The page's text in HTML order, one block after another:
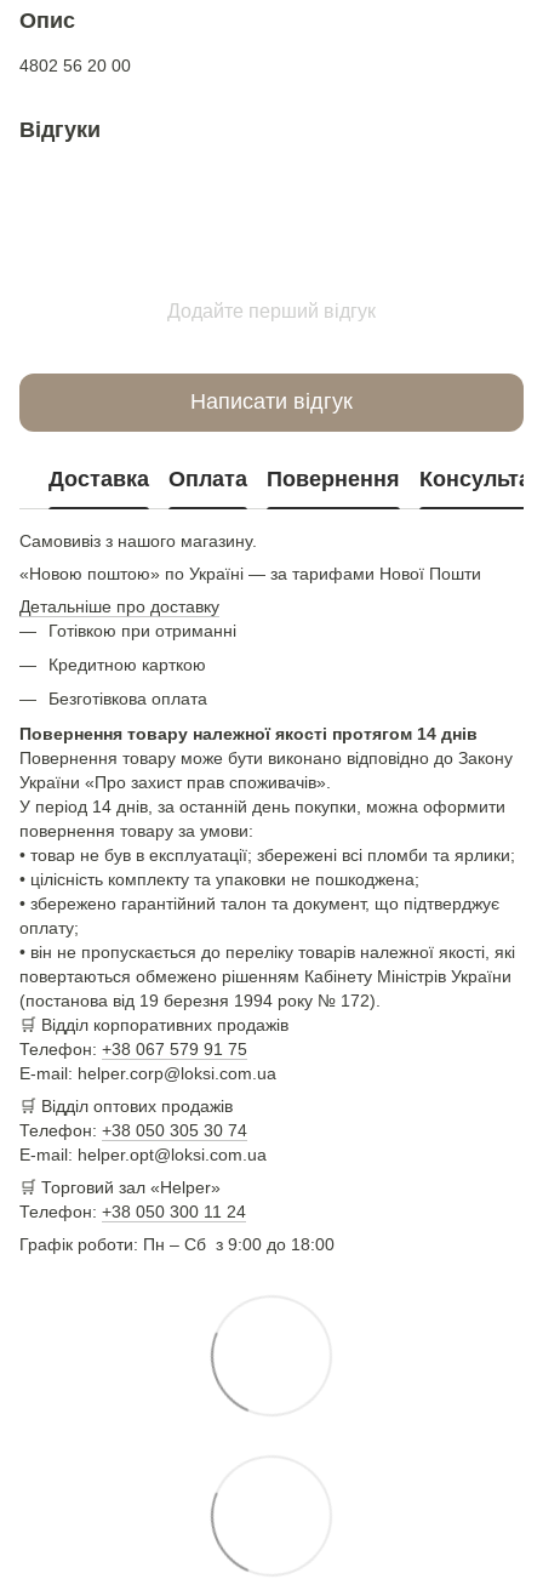
Опис
4802 56 20 00
Відгуки
Додайте перший відгук
Написати відгук
Доставка Оплата Повернення
Самовивіз з нашого магазину.
«Новою поштою» по Україні — за тарифами Нової Пошти
Детальніше про доставку
Готівкою при отриманні
Кредитною карткою
Безготівкова оплата
Повернення товару належної якості протягом 14 днів
Повернення товару може бути виконано відповідно до Закону
України «Про захист прав споживачів».
У період 14 днів, за останній день покупки, можна оформити
повернення товару за умови:
• товар не був в експлуатації; збережені всі пломби та ярлики;
• цілісність комплекту та упаковки не пошкоджена;
• збережено гарантійний талон та документ, що підтверджує
оплату;
• він не пропускається до переліку товарів належної якості, які
повертаються обмежено рішенням Кабінету Міністрів України
(постанова від 19 березня 1994 року № 172).
🛒 Відділ корпоративних продажів
Телефон: +38 067 579 91 75
E-mail: helper.corp@loksi.com.ua
🛒 Відділ оптових продажів
Телефон: +38 050 305 30 74
E-mail: helper.opt@loksi.com.ua
🛒 Торговий зал «Helper»
Телефон: +38 050 300 11 24
Графік роботи: Пн – Сб з 9:00 до 18:00